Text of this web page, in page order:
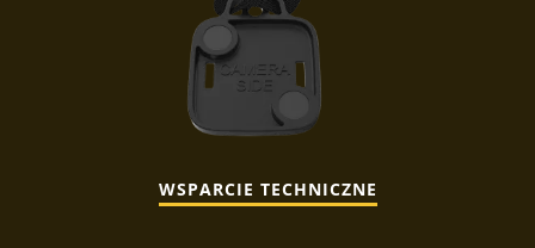
WSPARCIE TECHNICZNE